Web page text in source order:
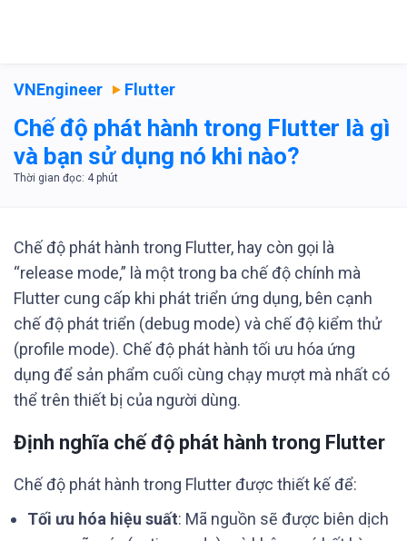
VNEngineer Flutter
Chế độ phát hành trong Flutter là gì
và bạn sử dụng nó khi nào?
Chế độ phát hành trong Flutter, hay còn gọi là
“release mode,” là một trong ba chế độ chính mà
Flutter cung cấp khi phát triển ứng dụng, bên cạnh
chế độ phát triển (debug mode) và chế độ kiểm thử
(profile mode). Chế độ phát hành tối ưu hóa ứng
dụng để sản phẩm cuối cùng chạy mượt mà nhất có
thể trên thiết bị của người dùng.
Định nghĩa chế độ phát hành trong Flutter
Chế độ phát hành trong Flutter được thiết kế để:
Tối ưu hóa hiệu suất: Mã nguồn sẽ được biên dịch